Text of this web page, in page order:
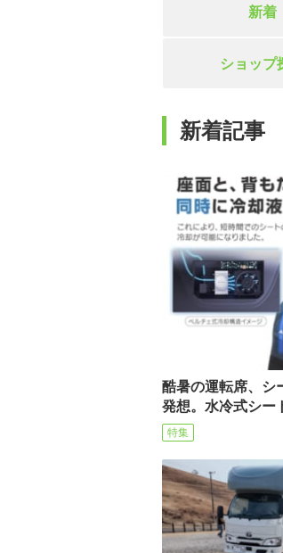
新着
ショップ
新着記事
酷暑の運転席、シ
発想。水冷式シー
特集